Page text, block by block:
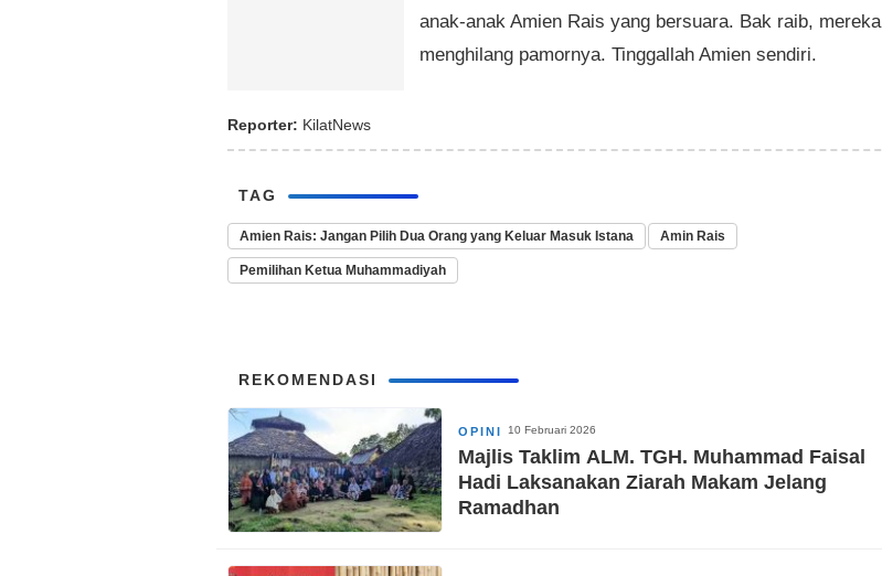
anak-anak Amien Rais yang bersuara. Bak raib, mereka
menghilang pamornya. Tinggallah Amien sendiri.
Reporter: KilatNews
TAG
Amien Rais: Jangan Pilih Dua Orang yang Keluar Masuk Istana Amin Rais
Pemilihan Ketua Muhammadiyah
REKOMENDASI
OPINI 10 Februari 2026
Majlis Taklim ALM. TGH. Muhammad Faisal
Hadi Laksanakan Ziarah Makam Jelang
Ramadhan